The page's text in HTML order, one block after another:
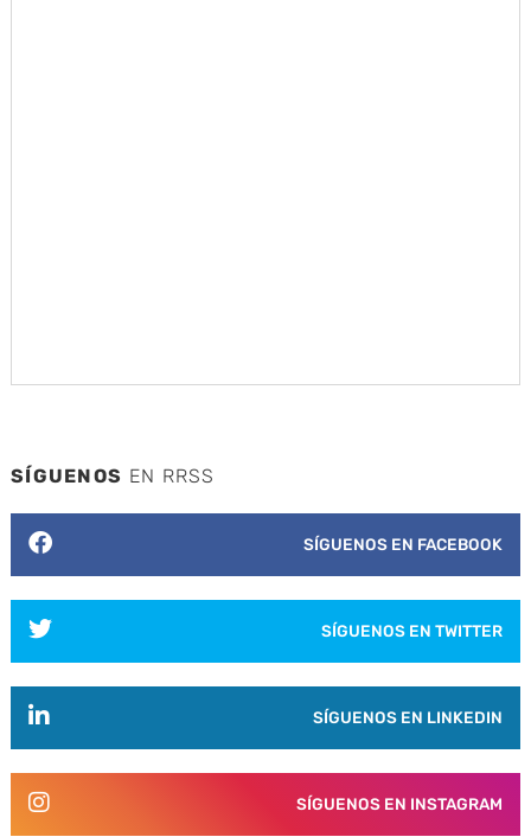
SÍGUENOS EN RRSS
SÍGUENOS EN FACEBOOK
SÍGUENOS EN TWITTER
SÍGUENOS EN LINKEDIN
SÍGUENOS EN INSTAGRAM